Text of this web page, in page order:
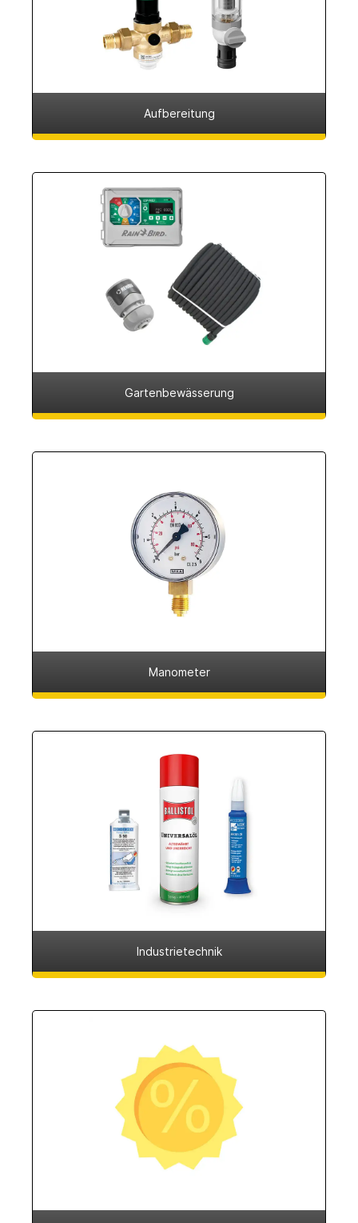
Aufbereitung
Gartenbewässerung
Manometer
Industrietechnik